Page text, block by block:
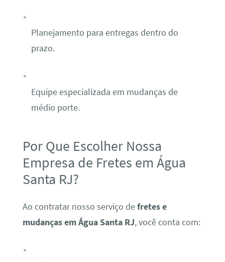
Planejamento para entregas dentro do
prazo.
Equipe especializada em mudanças de
médio porte.
Por Que Escolher Nossa
Empresa de Fretes em Água
Santa RJ?
Ao contratar nosso serviço defretes e
mudanças em Água Santa RJ, você conta com: